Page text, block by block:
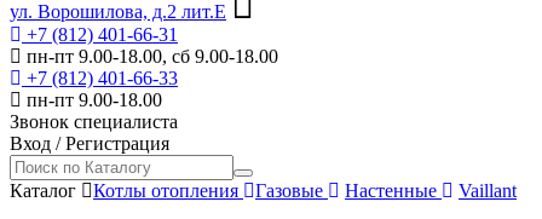
ул. Ворошилова, д.2 лит.Е
+7 (812) 401-66-31
пн-пт 9.00-18.00, сб 9.00-18.00
+7 (812) 401-66-33
пн-пт 9.00-18.00
Звонок специалиста
Вход /Регистрация
Каталог Котлы отопления Газовые Настенные Vaillant